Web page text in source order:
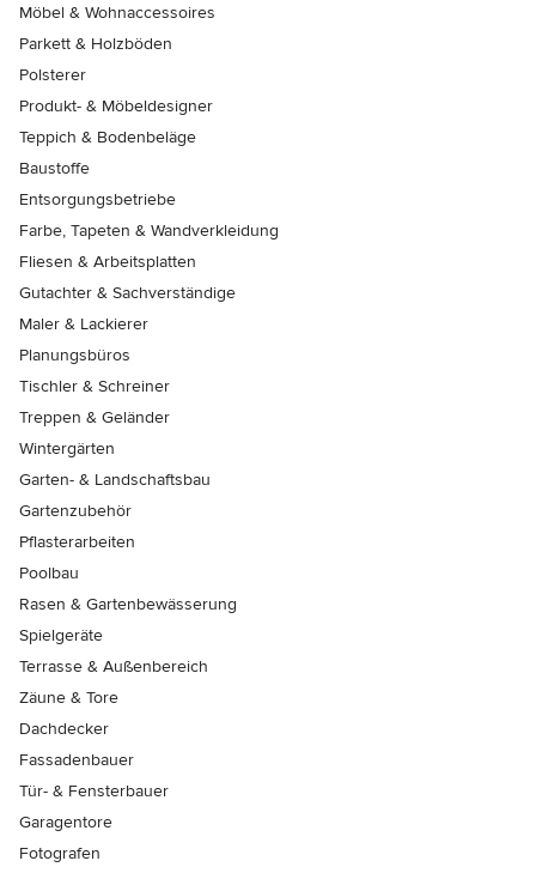
Möbel & Wohnaccessoires
Parkett & Holzböden
Polsterer
Produkt- & Möbeldesigner
Teppich & Bodenbeläge
Baustoffe
Entsorgungsbetriebe
Farbe, Tapeten & Wandverkleidung
Fliesen & Arbeitsplatten
Gutachter & Sachverständige
Maler & Lackierer
Planungsbüros
Tischler & Schreiner
Treppen & Geländer
Wintergärten
Garten- & Landschaftsbau
Gartenzubehör
Pflasterarbeiten
Poolbau
Rasen & Gartenbewässerung
Spielgeräte
Terrasse & Außenbereich
Zäune & Tore
Dachdecker
Fassadenbauer
Tür- & Fensterbauer
Garagentore
Fotografen